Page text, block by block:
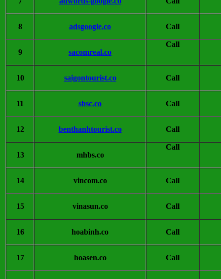
8 adsgoogle.co Call
9 sacomreal.co
Call
10 saigontourist.co Call
11 sbsc.co Call
12 benthanhtourist.co Call
13 mhbs.co
Call
14 vincom.co Call
15 vinasun.co Call
16 hoabinh.co Call
17 hoasen.co Call